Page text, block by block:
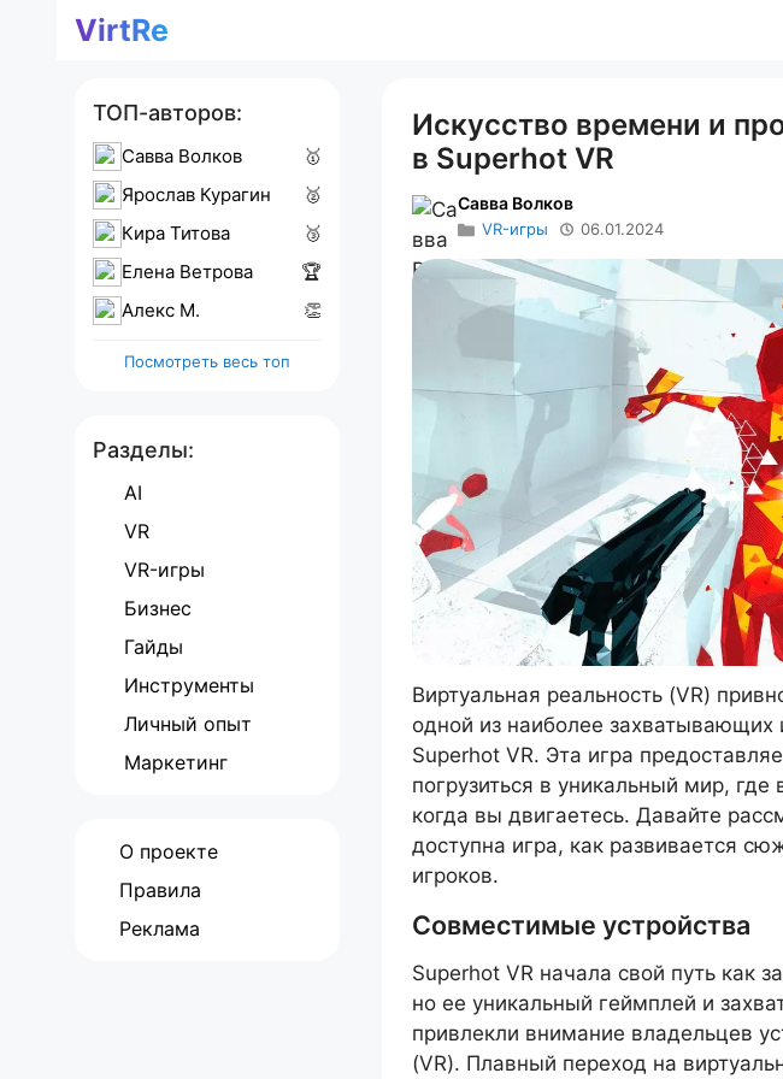
ПерейтиVirtRe
Искусство времени и
в Superhot VR
Савва Волков
VR-игры 06.01.2024
Виртуальная реальность (VR)
одной из наиболее захватывающих
Superhot VR. Эта игра
погрузиться в уникальный мир,
когда вы двигаетесь. Давайте
доступна игра, как развивается
игроков.
Совместимые устройства
Superhot VR начала свой путь как
но ее уникальный геймплей и
привлекли внимание владельцев
(VR). Плавный переход на
ТОП-авторов:
Савва Волков
🥇
Ярослав Курагин
🥈
Кира Титова
🥉
Елена Ветрова
🏆
Алекс M.
👏
Посмотреть весь топ
Разделы:
AI
VR
VR-игры
Бизнес
Гайды
Инструменты
Личный опыт
Маркетинг
О проекте
Правила
Реклама